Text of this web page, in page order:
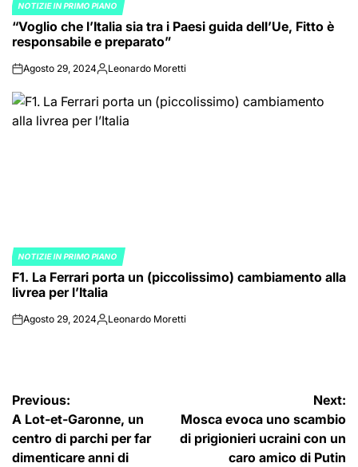
POSTED
IN
NOTIZIE IN PRIMO PIANO
“Voglio che l’Italia sia tra i Paesi guida dell’Ue, Fitto è
responsabile e preparato”
onAgosto 29, 2024Posted
Leonardo Moretti
POSTED
IN
NOTIZIE IN PRIMO PIANO
F1. La Ferrari porta un (piccolissimo) cambiamento alla
livrea per l’Italia
onAgosto 29, 2024Posted
Leonardo Moretti
Navigazione
articoli
Previous:
A Lot-et-Garonne, un
centro di parchi per far
dimenticare anni di
Next:
Mosca evoca uno scambio
di prigionieri ucraini con un
caro amico di Putin